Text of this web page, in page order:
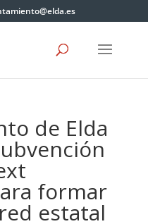
de Elda
formar
estatal